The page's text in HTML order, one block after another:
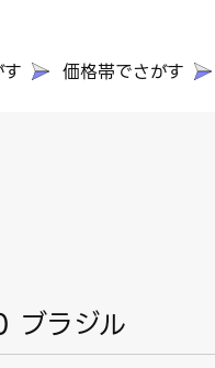
価格帯でさがす
ブラジル